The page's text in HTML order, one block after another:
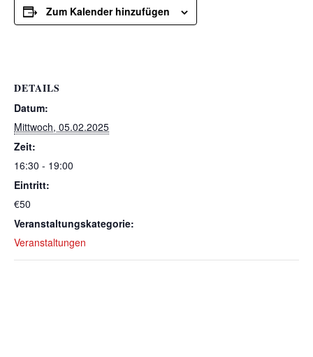
Zum Kalender hinzufügen
DETAILS
Datum:
Mittwoch, 05.02.2025
Zeit:
16:30 - 19:00
Eintritt:
€50
Veranstaltungskategorie:
Veranstaltungen